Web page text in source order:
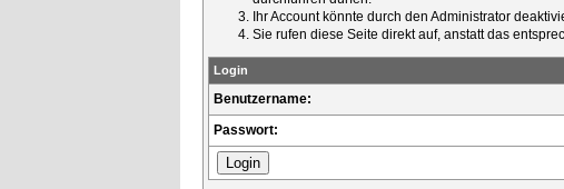
Ihr Account könnte durch den Administrator
Sie rufen diese Seite direkt auf, anstatt das
Login
Benutzername:
Passwort: